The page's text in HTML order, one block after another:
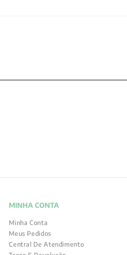
MINHA CONTA
Minha Conta
Meus Pedidos
Central De Atendimento